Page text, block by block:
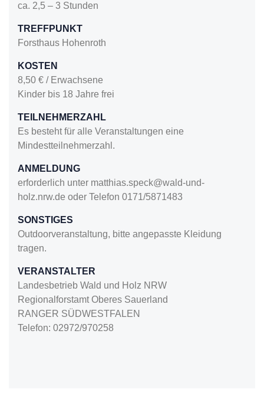
ca. 2,5 – 3 Stunden
TREFFPUNKT
Forsthaus Hohenroth
KOSTEN
8,50 € / Erwachsene
Kinder bis 18 Jahre frei
TEILNEHMERZAHL
Es besteht für alle Veranstaltungen eine
Mindestteilnehmerzahl.
ANMELDUNG
erforderlich unter matthias.speck@wald-und-
holz.nrw.de oder Telefon 0171/5871483
SONSTIGES
Outdoorveranstaltung, bitte angepasste Kleidung
tragen.
VERANSTALTER
Landesbetrieb Wald und Holz NRW
Regionalforstamt Oberes Sauerland
RANGER SÜDWESTFALEN
Telefon: 02972/970258